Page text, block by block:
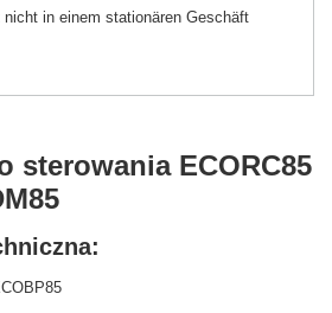
in einem stationären Geschäft
sterowania ECORC85